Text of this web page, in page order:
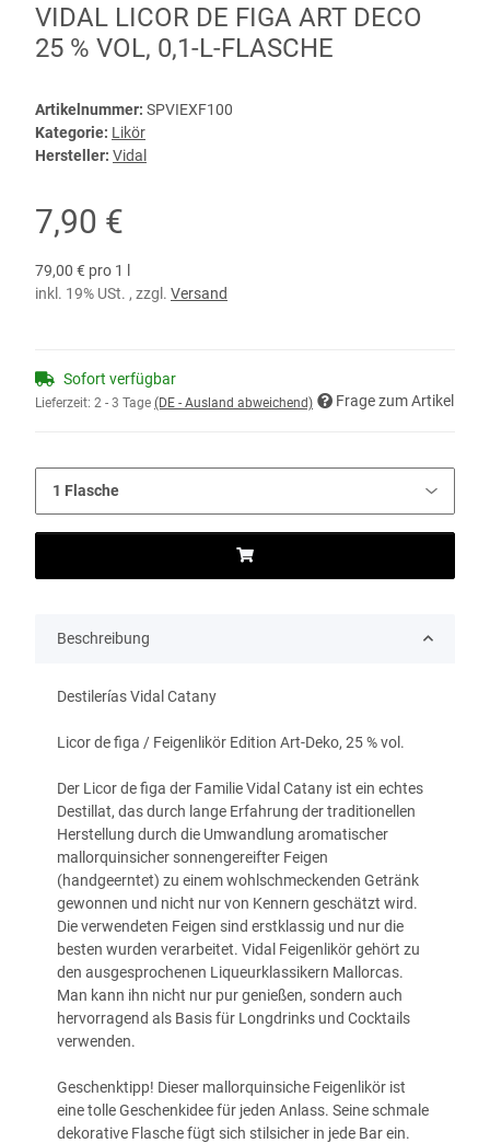
VIDAL LICOR DE FIGA ART DECO
25 % VOL, 0,1-L-FLASCHE
Artikelnummer: SPVIEXF100
Kategorie: Likör
Hersteller: Vidal
7,90 €
79,00 € pro 1 l
inkl. 19% USt. , zzgl. Versand
Sofort verfügbar
Lieferzeit: 2 - 3 Tage (DE - Ausland abweichend) Frage zum Artikel
Beschreibung
Destilerías Vidal Catany
Licor de figa / Feigenlikör Edition Art-Deko, 25 % vol.
Der Licor de figa der Familie Vidal Catany ist ein echtes
Destillat, das durch lange Erfahrung der traditionellen
Herstellung durch die Umwandlung aromatischer
mallorquinsicher sonnengereifter Feigen
(handgeerntet) zu einem wohlschmeckenden Getränk
gewonnen und nicht nur von Kennern geschätzt wird.
Die verwendeten Feigen sind erstklassig und nur die
besten wurden verarbeitet. Vidal Feigenlikör gehört zu
den ausgesprochenen Liqueurklassikern Mallorcas.
Man kann ihn nicht nur pur genießen, sondern auch
hervorragend als Basis für Longdrinks und Cocktails
verwenden.
Geschenktipp! Dieser mallorquinsiche Feigenlikör ist
eine tolle Geschenkidee für jeden Anlass. Seine schmale
dekorative Flasche fügt sich stilsicher in jede Bar ein.